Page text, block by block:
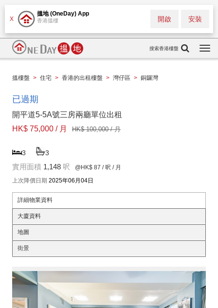
X
搵地 (OneDay) App
香港搵樓 安裝
開啟
搜索香港樓盤
搵樓盤 > 住宅 > 香港的出租樓盤 > 灣仔區 > 銅鑼灣
已過期
開平道5-5A號三房兩廳單位出租
HK$ 75,000 / 月
HK$ 100,000 / 月
3 3
實用面積 1,148 呎 @HK$ 87 / 呎 / 月
上次降價日期 2025年06月04日
詳細物業資料
大廈資料
地圖
街景